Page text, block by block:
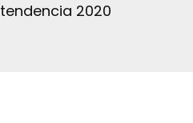
2020